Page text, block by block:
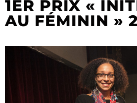
1ER PRIX «
AU FÉMININ »